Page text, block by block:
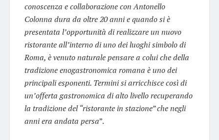
conoscenza e collaborazione con Antonello
Colonna dura da oltre 20 anni e quando si è
presentata l’opportunità di realizzare un nuovo
ristorante all’interno di uno dei luoghi simbolo di
Roma, è venuto naturale pensare a colui che della
tradizione enogastronomica romana è uno dei
principali esponenti. Termini si arricchisce così di
un’offerta gastronomica di alto livello recuperando
la tradizione del “ristorante in stazione” che negli
anni era andata persa”.